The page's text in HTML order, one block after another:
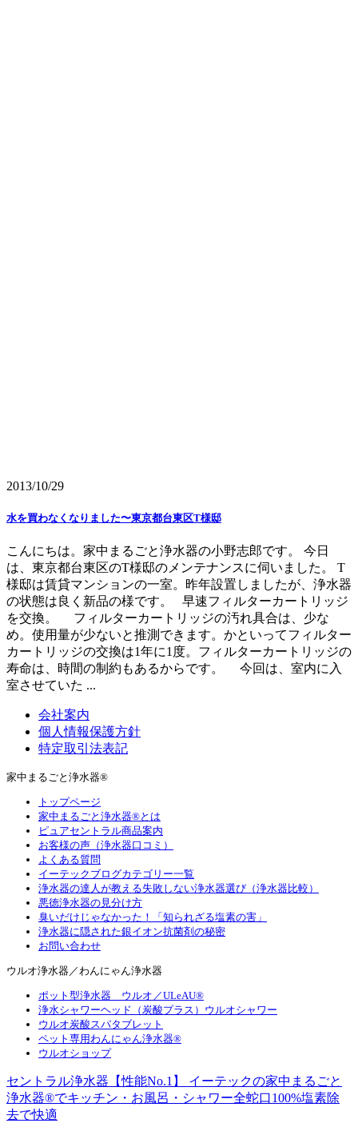
2013/10/29
水を買わなくなりました〜東京都台東区T様邸
こんにちは。家中まるごと浄水器の小野志郎です。 今日
は、東京都台東区のT様邸のメンテナンスに伺いました。 T
様邸は賃貸マンションの一室。昨年設置しましたが、浄水器
の状態は良く新品の様です。 早速フィルターカートリッジ
を交換。 フィルターカートリッジの汚れ具合は、少な
め。使用量が少ないと推測できます。かといってフィルター
カートリッジの交換は1年に1度。フィルターカートリッジの
寿命は、時間の制約もあるからです。 今回は、室内に入
室させていた ...
会社案内
個人情報保護方針
特定取引法表記
家中まるごと浄水器®
トップページ
家中まるごと浄水器®とは
ピュアセントラル商品案内
お客様の声（浄水器口コミ）
よくある質問
イーテックブログカテゴリー一覧
浄水器の達人が教える失敗しない浄水器選び（浄水器比較）
悪徳浄水器の見分け方
臭いだけじゃなかった！「知られざる塩素の害」
浄水器に隠された銀イオン抗菌剤の秘密
お問い合わせ
ウルオ浄水器／わんにゃん浄水器
ポット型浄水器 ウルオ／ULeAU®
浄水シャワーヘッド（炭酸プラス）ウルオシャワー
ウルオ炭酸スパタブレット
ペット専用わんにゃん浄水器®
ウルオショップ
セントラル浄水器【性能No.1】 イーテックの家中まるごと
浄水器®でキッチン・お風呂・シャワー全蛇口100%塩素除
去で快適